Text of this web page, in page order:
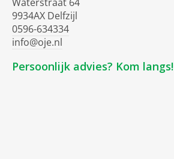
9934AX Delfzijl
0596-634334
info@oje.nl
Persoonlijk advies? Kom langs!